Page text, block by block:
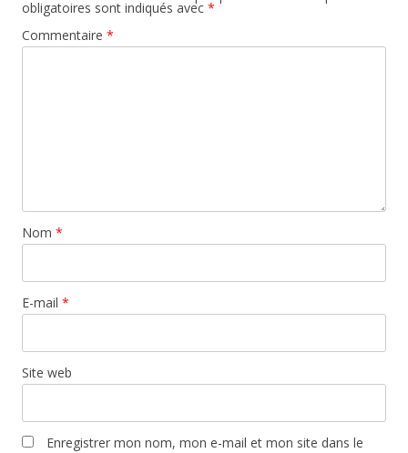
obligatoires sont indiqués avec *
Commentaire *
Nom *
E-mail *
Site web
Enregistrer mon nom, mon e-mail et mon site dans le